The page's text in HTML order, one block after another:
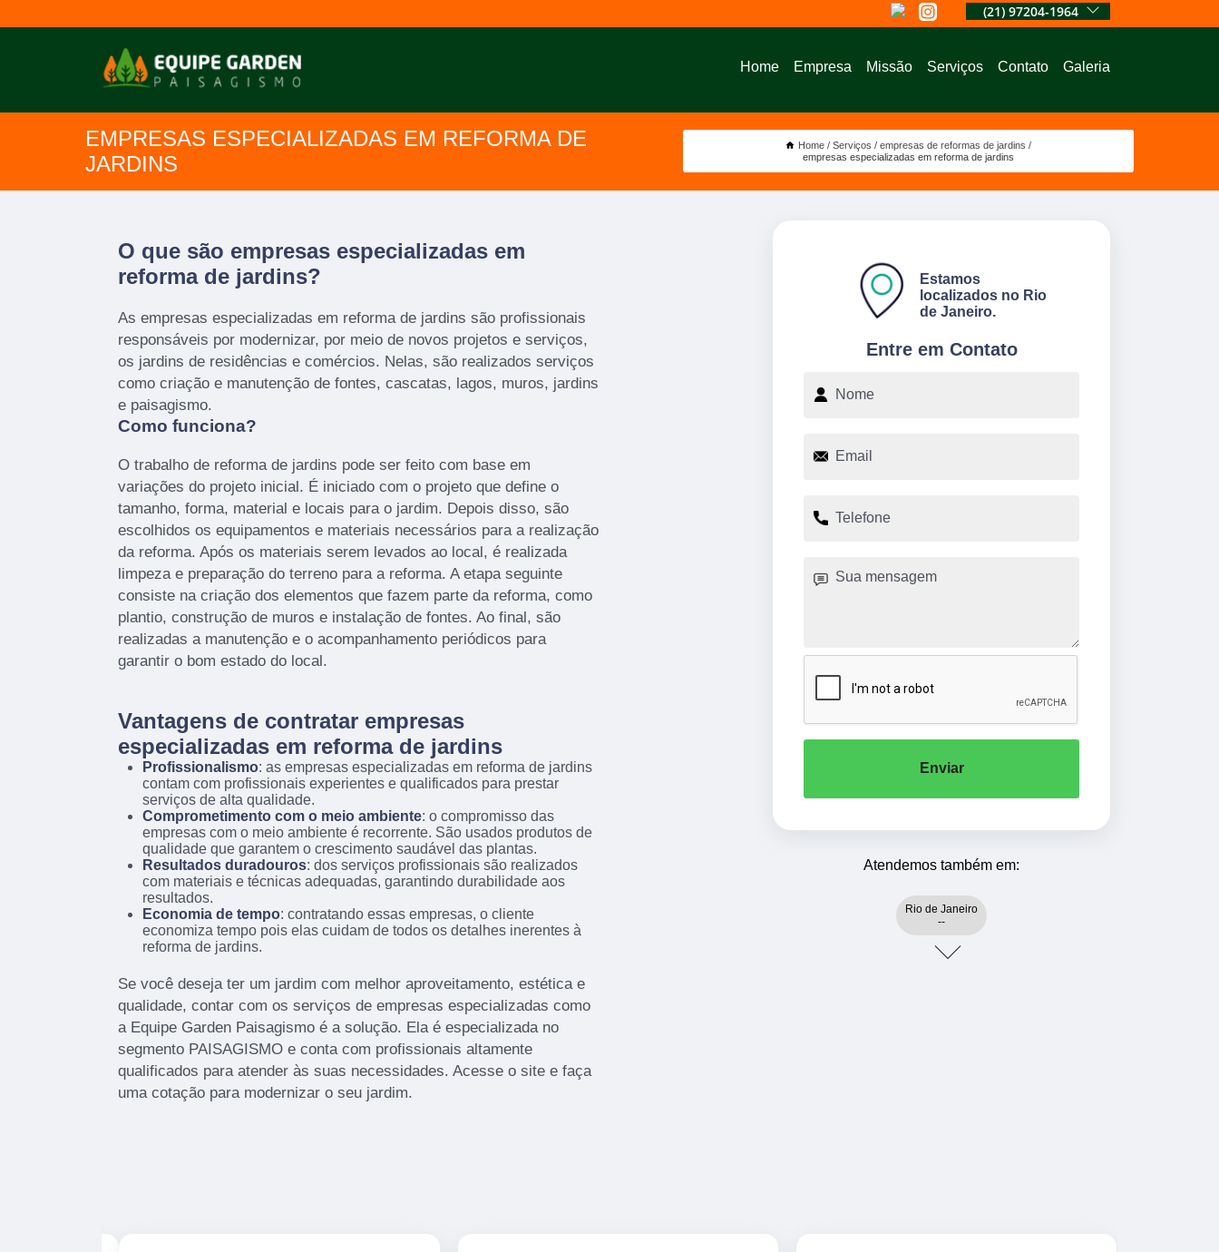
(21) 97204-1964
Home Empresa Missão Serviços Contato Galeria
EMPRESAS ESPECIALIZADAS EM REFORMA DE
JARDINS
Home Serviços
empresas de reformas de jardins
empresas especializadas em reforma de jardins
O que são empresas especializadas em
reforma de jardins?
As empresas especializadas em reforma de jardins são profissionais
responsáveis por modernizar, por meio de novos projetos e serviços,
os jardins de residências e comércios. Nelas, são realizados serviços
como criação e manutenção de fontes, cascatas, lagos, muros, jardins
e paisagismo.
Como funciona?
O trabalho de reforma de jardins pode ser feito com base em
variações do projeto inicial. É iniciado com o projeto que define o
tamanho, forma, material e locais para o jardim. Depois disso, são
escolhidos os equipamentos e materiais necessários para a realização
da reforma. Após os materiais serem levados ao local, é realizada
limpeza e preparação do terreno para a reforma. A etapa seguinte
consiste na criação dos elementos que fazem parte da reforma, como
plantio, construção de muros e instalação de fontes. Ao final, são
realizadas a manutenção e o acompanhamento periódicos para
garantir o bom estado do local.
Vantagens de contratar empresas
especializadas em reforma de jardins
Profissionalismo: as empresas especializadas em reforma de jardins
contam com profissionais experientes e qualificados para prestar
serviços de alta qualidade.
Comprometimento com o meio ambiente: o compromisso das
empresas com o meio ambiente é recorrente. São usados produtos de
qualidade que garantem o crescimento saudável das plantas.
Resultados duradouros: dos serviços profissionais são realizados
com materiais e técnicas adequadas, garantindo durabilidade aos
resultados.
Economia de tempo: contratando essas empresas, o cliente
economiza tempo pois elas cuidam de todos os detalhes inerentes à
reforma de jardins.
Se você deseja ter um jardim com melhor aproveitamento, estética e
qualidade, contar com os serviços de empresas especializadas como
a Equipe Garden Paisagismo é a solução. Ela é especializada no
segmento PAISAGISMO e conta com profissionais altamente
qualificados para atender às suas necessidades. Acesse o site e faça
uma cotação para modernizar o seu jardim.
Entre em Contato
Estamos
localizados no Rio
de Janeiro.
Enviar
Atendemos também em:
Rio de Janeiro
--